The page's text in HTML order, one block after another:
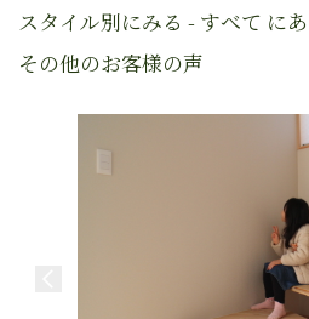
スタイル別にみる - すべて に
その他のお客様の声